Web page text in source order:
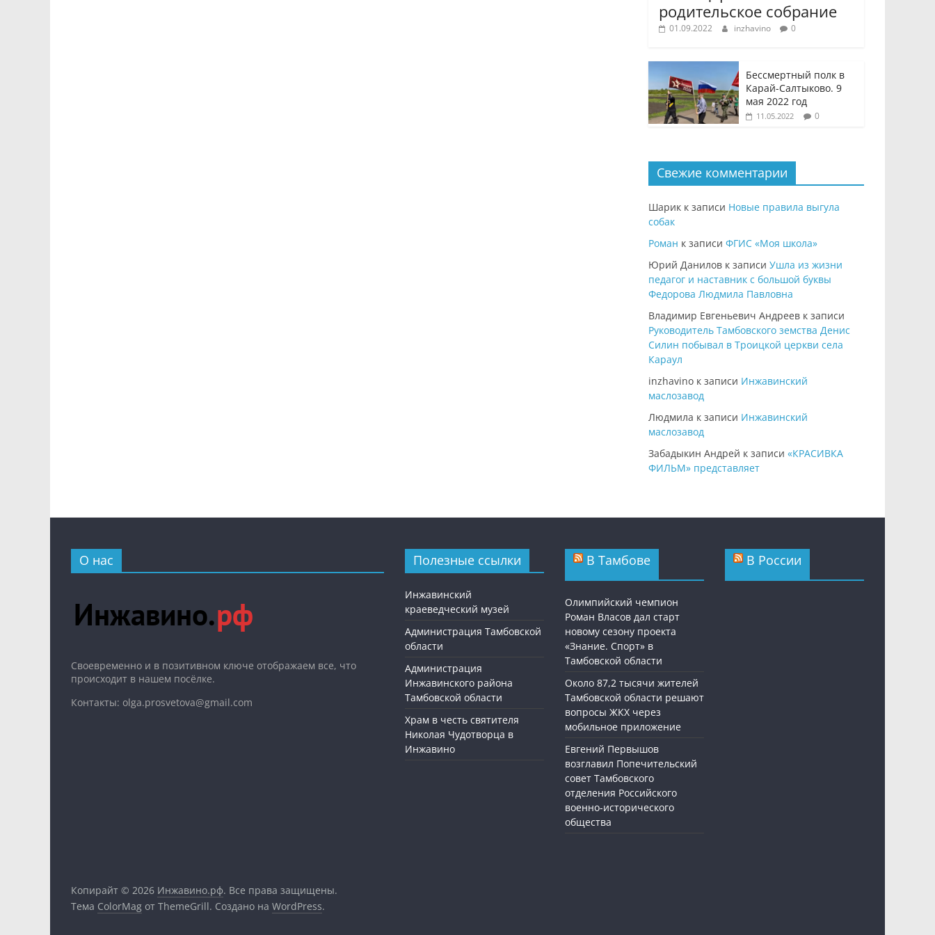
родительское собрание
01.09.2022 inzhavino 0
Бессмертный полк в
Карай-Салтыково. 9
мая 2022 год
11.05.2022 0
Свежие комментарии
Шарик к записи Новые правила выгула
собак
Роман к записи ФГИС «Моя школа»
Юрий Данилов к записи Ушла из жизни
педагог и наставник с большой буквы
Федорова Людмила Павловна
Владимир Евгеньевич Андреев к записи
Руководитель Тамбовского земства Денис
Силин побывал в Троицкой церкви села
Караул
inzhavino к записи Инжавинский
маслозавод
Людмила к записи Инжавинский
маслозавод
Забадыкин Андрей к записи «КРАСИВКА
ФИЛЬМ» представляет
О нас
Cвоевременно и в позитивном ключе отображаем все, что
происходит в нашем посёлке.
Контакты: olga.prosvetova@gmail.com
Полезные ссылки
Инжавинский
краеведческий музей
Администрация Тамбовской
области
Администрация
Инжавинского района
Тамбовской области
Храм в честь святителя
Николая Чудотворца в
Инжавино
В Тамбове
Олимпийский чемпион
Роман Власов дал старт
новому сезону проекта
«Знание. Спорт» в
Тамбовской области
Около 87,2 тысячи жителей
Тамбовской области решают
вопросы ЖКХ через
мобильное приложение
Евгений Первышов
возглавил Попечительский
совет Тамбовского
отделения Российского
военно-исторического
общества
В России
Копирайт © 2026 Инжавино.рф. Все права защищены.
Тема ColorMag от ThemeGrill. Создано на WordPress.